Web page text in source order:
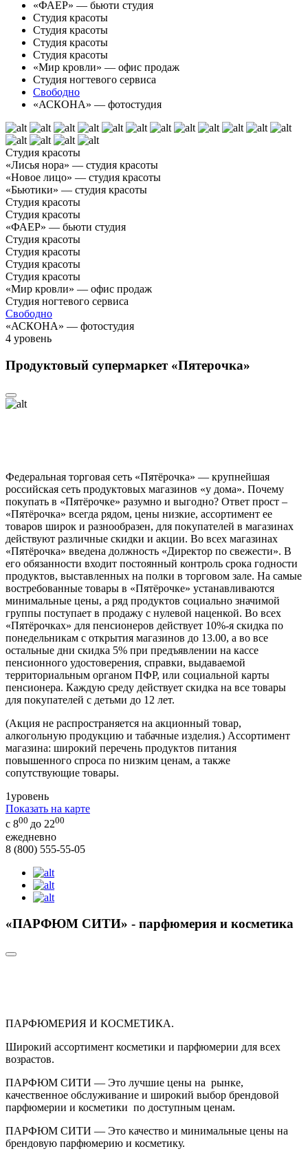
«ФАЕР» — бьюти студия
Студия красоты
Студия красоты
Студия красоты
Студия красоты
«Мир кровли» — офис продаж
Студия ногтевого сервиса
Свободно
«АСКОНА» — фотостудия
Студия красоты
«Лисья нора» — студия красоты
«Новое лицо» — студия красоты
«Бьютики» — студия красоты
Студия красоты
Студия красоты
«ФАЕР» — бьюти студия
Студия красоты
Студия красоты
Студия красоты
Студия красоты
«Мир кровли» — офис продаж
Студия ногтевого сервиса
Свободно
«АСКОНА» — фотостудия
4 уровень
Продуктовый супермаркет «Пятерочка»
Федеральная торговая сеть «Пятёрочка» — крупнейшая
российская сеть продуктовых магазинов «у дома». Почему
покупать в «Пятёрочке» разумно и выгодно? Ответ прост –
«Пятёрочка» всегда рядом, цены низкие, ассортимент ее
товаров широк и разнообразен, для покупателей в магазинах
действуют различные скидки и акции. Во всех магазинах
«Пятёрочка» введена должность «Директор по свежести». В
его обязанности входит постоянный контроль срока годности
продуктов, выставленных на полки в торговом зале. На самые
востребованные товары в «Пятёрочке» устанавливаются
минимальные цены, а ряд продуктов социально значимой
группы поступает в продажу с нулевой наценкой. Во всех
«Пятёрочках» для пенсионеров действует 10%-я скидка по
понедельникам с открытия магазинов до 13.00, а во все
остальные дни скидка 5% при предъявлении на кассе
пенсионного удостоверения, справки, выдаваемой
территориальным органом ПФР, или социальной карты
пенсионера. Каждую среду действует скидка на все товары
для покупателей с детьми до 12 лет.
(Акция не распространяется на акционный товар,
алкогольную продукцию и табачные изделия.) Ассортимент
магазина: широкий перечень продуктов питания
повышенного спроса по низким ценам, а также
сопутствующие товары.
1уровень
Показать на карте
с 800 до 2200
ежедневно
8 (800) 555-55-05
«ПАРФЮМ СИТИ» - парфюмерия и косметика
ПАРФЮМЕРИЯ И КОСМЕТИКА.
Широкий ассортимент косметики и парфюмерии для всех
возрастов.
ПАРФЮМ СИТИ — Это лучшие цены на рынке,
качественное обслуживание и широкий выбор брендовой
парфюмерии и косметики по доступным ценам.
ПАРФЮМ СИТИ — Это качество и минимальные цены на
брендовую парфюмерию и косметику.